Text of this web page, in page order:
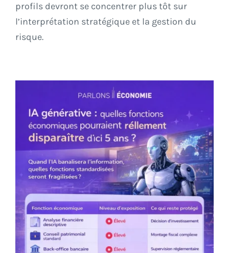
profils devront se concentrer plus tôt sur
l’interprétation stratégique et la gestion du
risque.